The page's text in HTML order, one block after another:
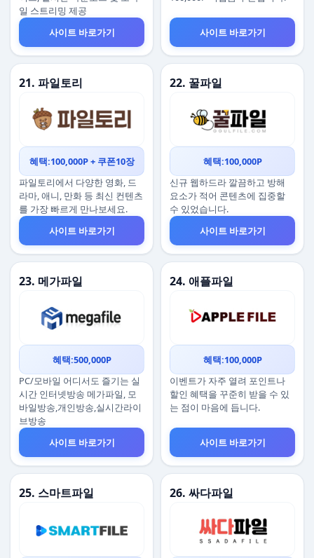
일 스트리밍 제공
사이트 바로가기
사이트 바로가기
21. 파일토리
혜택:100,000P + 쿠폰10장
파일토리에서 다양한 영화, 드
라마, 애니, 만화 등 최신 컨텐츠
를 가장 빠르게 만나보세요.
사이트 바로가기
22. 꿀파일
혜택:100,000P
신규 웹하드라 깔끔하고 방해
요소가 적어 콘텐츠에 집중할
수 있었습니다.
사이트 바로가기
23. 메가파일
혜택:500,000P
PC/모바일 어디서도 즐기는 실
시간 인터넷방송 메가파일, 모
바일방송,개인방송,실시간라이
브방송
사이트 바로가기
24. 애플파일
혜택:100,000P
이벤트가 자주 열려 포인트나
할인 혜택을 꾸준히 받을 수 있
는 점이 마음에 듭니다.
사이트 바로가기
25. 스마트파일 26. 싸다파일